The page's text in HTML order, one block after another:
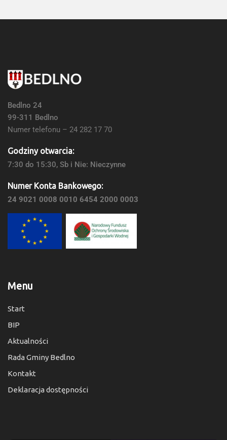
Bedlno 24
99-311 Bedlno
Numer telefonu – 24 282 17 70
Godziny otwarcia:
7:30 do 15:30, Sb i Nie: Nieczynne
Numer Konta Bankowego:
24 9021 0008 0010 6454 2000 0003
Menu
Start
BIP
Aktualności
Rada Gminy Bedlno
Kontakt
Deklaracja dostępności